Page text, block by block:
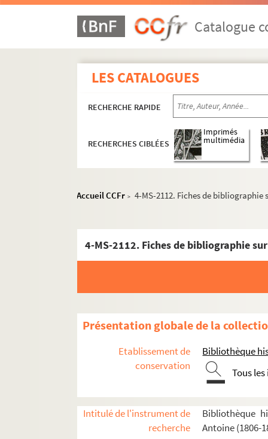
Catalogue
LES CATALOGUES
RECHERCHE RAPIDE
RECHERCHES CIBLÉES
Imprimés
multimédia
Accueil CCFr > 4-MS-2112. Fiches de
4-MS-2112. Fiches de bibliographie
Présentation globale de la
Etablissement de
conservation
Bibliothèque
Tous
Intitulé de l'instrument de
recherche
Bibliothèque
Antoine (1806-
2-MS-2081. "Historiens originaux de la ville
4-MS-2085. Etude sur Du Breul pour la
4-MS-2087. Essai sur Sauval, pièces
4-MS-2088. Histoire critique de la ville de
4-MS-2089. Histoire critique de Paris (suite)
4-MS-2090. Histoire critique de Paris (suite)